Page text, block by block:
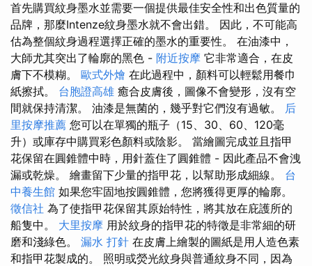
首先購買紋身墨水並需要一個提供最佳安全性和出色質量的
品牌，那麼Intenze紋身墨水就不會出錯。 因此，不可能高
估為整個紋身過程選擇正確的墨水的重要性。 在油漆中，
大師尤其突出了輪廓的黑色 - 附近按摩 它非常適合，在皮
膚下不模糊。 歐式外燴 在此過程中，顏料可以輕鬆用餐巾
紙擦拭。 台胞證高雄 癒合皮膚後，圖像不會變形，沒有空
間就保持清潔。 油漆是無菌的，幾乎對它們沒有過敏。 后
里按摩推薦 您可以在單獨的瓶子（15、30、60、120毫
升）或庫存中購買彩色顏料或陰影。 當繪圖完成並且指甲
花保留在圓錐體中時，用針蓋住了圓錐體 - 因此產品不會洩
漏或乾燥。 繪畫留下少量的指甲花，以幫助形成細線。 台
中養生館 如果您牢固地按圓錐體，您將獲得更厚的輪廓。
徵信社 為了使指甲花保留其原始特性，將其放在庇護所的
船隻中。 大里按摩 用於紋身的指甲花的特徵是非常細的研
磨和淺綠色。 漏水 打針 在皮膚上繪製的圖紙是用人造色素
和指甲花製成的。 照明或熒光紋身與普通紋身不同，因為